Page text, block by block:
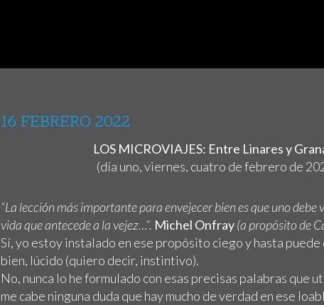
16 FEBRERO 2022
LOS MICROVIAJES: Entre Linares y
(día uno, viernes, cuatro de febrero de
“La lección más importante para envejecer bien es que uno debe
vida que antecede a la vejez…”. Michel Onfray(a propósito de
Sí, yo estoy instalado en ese propósito ciego y hasta puede
bien, lúcido (quiero decir, instintivo).
No, nunca lo he formulado con esas precisas palabras que
me cabe ninguna duda que hay mucho de verdad en ese